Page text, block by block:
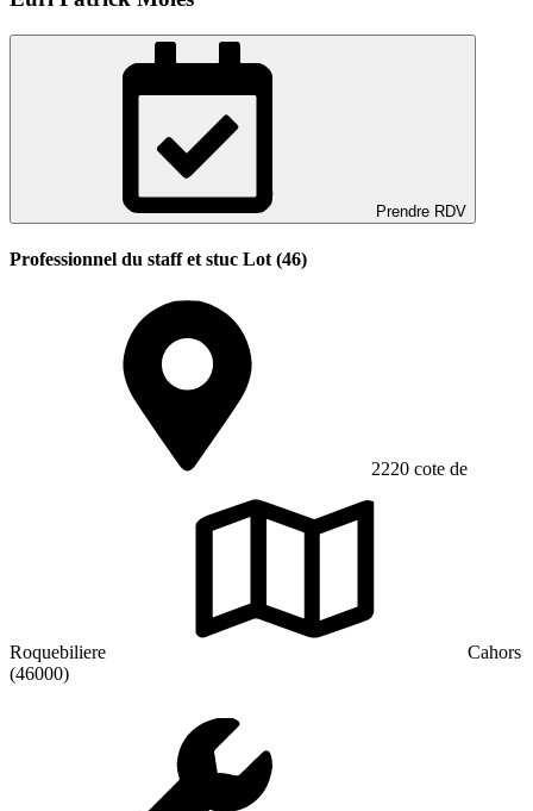
Prendre RDV
Professionnel du staff et stuc Lot (46)
2220 cote de
Roquebiliere
Cahors
(46000)